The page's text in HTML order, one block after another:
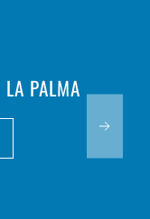
PALMA